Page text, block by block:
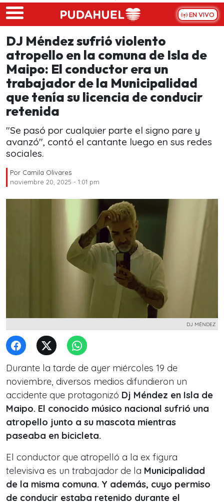
Skip to main content
EN VIVO
DJ Méndez sufrió violento
atropello en la comuna de Isla de
Maipo: El conductor era un
trabajador de la Municipalidad
que tenía su licencia de conducir
retenida
"Se pasó por cualquier parte el signo pare y
avanzó", contó el cantante luego en sus redes
sociales.
Por Camila Olivares
noviembre 20, 2025 - 1:01 pm
DJ MÉNDEZ
Durante la tarde de ayer miércoles 19 de
noviembre, diversos medios difundieron un
accidente que protagonizó Dj Méndez en Isla de
Maipo. El conocido músico nacional sufrió una
atropello junto a su mascota mientras
paseaba en bicicleta.
El conductor que atropelló a la ex figura
televisiva es un trabajador de la Municipalidad
de la misma comuna. Y además, cuyo permiso
de conducir estaba retenido durante el